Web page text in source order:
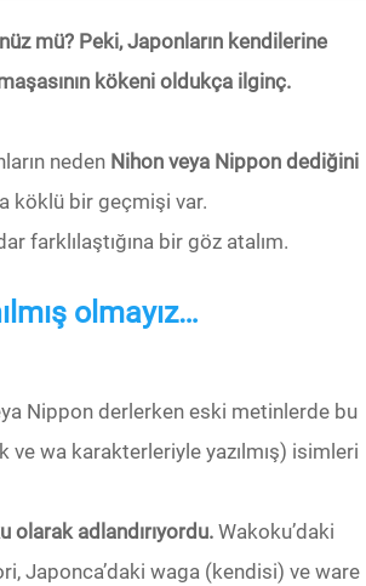
mü? Peki, Japonların kendilerine
kökeni oldukça ilginç.
neden Nihon veya Nippon dediğini
köklü bir geçmişi var.
farklılaştığına bir göz atalım.
olmayız…
Nippon derlerken eski metinlerde bu
ve wa karakterleriyle yazılmış) isimleri
olarak adlandırıyordu.Wakoku’daki
Japonca’daki waga (kendisi) ve ware